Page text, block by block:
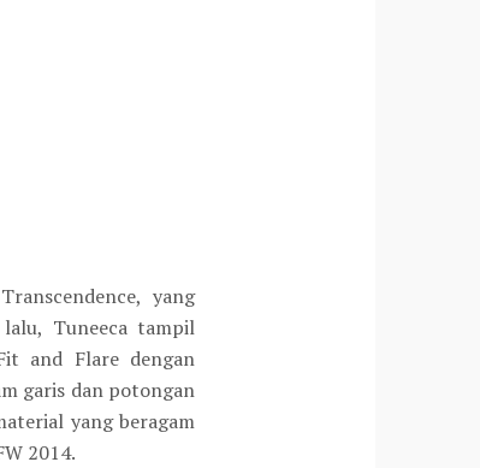
yang
Tuneeca tampil
and Flare dengan
garis dan potongan
yang beragam
2014.